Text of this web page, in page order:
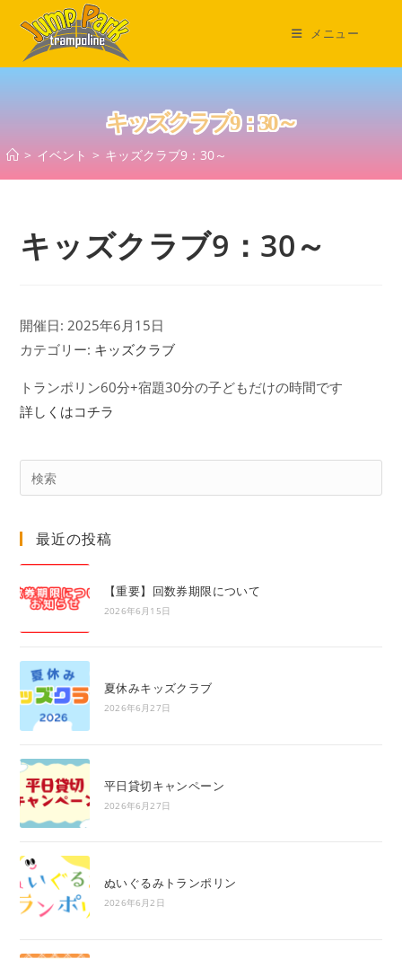
ス
メニュー
キッズクラブ9：30～
> イベント > キッズクラブ9：30～
キッズクラブ9：30～
開催日: 2025年6月15日
カテゴリー: キッズクラブ
トランポリン60分+宿題30分の子どもだけの時間です
詳しくはコチラ
最近の投稿
【重要】回数券期限について
2026年6月15日
夏休みキッズクラブ
2026年6月27日
平日貸切キャンペーン
2026年6月27日
ぬいぐるみトランポリン
2026年6月2日